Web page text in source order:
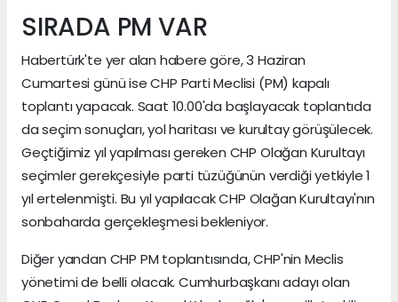
SIRADA PM VAR
Habertürk'te yer alan habere göre, 3 Haziran
Cumartesi günü ise CHP Parti Meclisi (PM) kapalı
toplantı yapacak. Saat 10.00'da başlayacak toplantıda
da seçim sonuçları, yol haritası ve kurultay görüşülecek.
Geçtiğimiz yıl yapılması gereken CHP Olağan Kurultayı
seçimler gerekçesiyle parti tüzüğünün verdiği yetkiyle 1
yıl ertelenmişti. Bu yıl yapılacak CHP Olağan Kurultayı'nın
sonbaharda gerçekleşmesi bekleniyor.
Diğer yandan CHP PM toplantısında, CHP'nin Meclis
yönetimi de belli olacak. Cumhurbaşkanı adayı olan